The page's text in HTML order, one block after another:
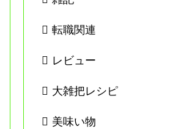
転職関連
レビュー
大雑把レシピ
美味い物